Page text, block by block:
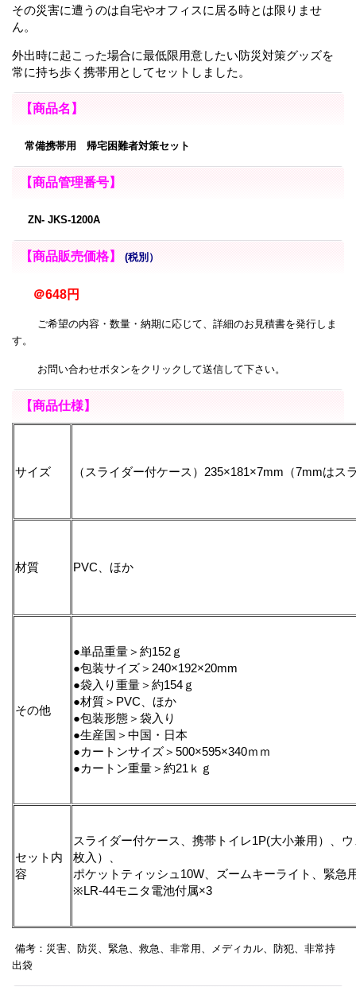
その災害に遭うのは自宅やオフィスに居る時とは限りませ
ん。
外出時に起こった場合に最低限用意したい防災対策グッズを
常に持ち歩く携帯用としてセットしました。
【商品名】
常備携帯用 帰宅困難者対策セット
【商品管理番号】
ZN- JKS-1200A
【商品販売価格】 (税別）
＠648円
ご希望の内容・数量・納期に応じて、詳細のお見積書を発行しま
す。
お問い合わせボタンをクリックして送信して下さい。
【商品仕様】
サイズ （スライダー付ケース）235×181×7mm（7mmはス
材質 PVC、ほか
その他
●単品重量＞約152ｇ
●包装サイズ＞240×192×20mm
●袋入り重量＞約154ｇ
●材質＞PVC、ほか
●包装形態＞袋入り
●生産国＞中国・日本
●カートンサイズ＞500×595×340ｍｍ
●カートン重量＞約21ｋｇ
セット内
容
スライダー付ケース、携帯トイレ1P(大小兼用）、
枚入）、
ポケットティッシュ10W、ズームキーライト、緊急
※LR-44モニタ電池付属×3
備考：災害、防災、緊急、救急、非常用、メディカル、防犯、非常持
出袋